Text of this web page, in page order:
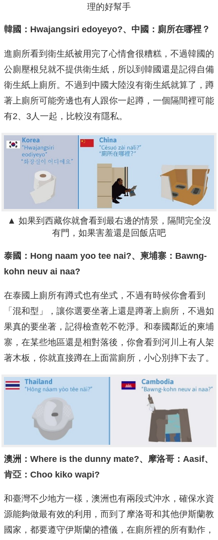
理的好幫手
韓國：Hwajangsiri edoyeyo?、中國：廁所在哪裡？
進廁所看到衛生紙被用完了心情會很糟糕，不過韓國的
公廁壓根兒就不提供衛生紙，所以到韓國還是記得自備
衛生紙上廁所。不過到中國大陸沒有衛生紙就算了，蹲
著上廁所可能旁邊也有人跟你一起蹲，一個隔間裡可能
有2、3人一起，比較沒有隱私。
▲ 如果到西藏你就會看到最右邊的情景，隔間完全沒
有門，如果害羞還是回飯店吧
泰國：Hong naam yoo tee nai?、柬埔寨：Bawng-
kohn neuv ai naa?
在泰國上廁所有蹲式也有坐式，不過有時候你會看到
「混和型」，讓你選要坐著上還是蹲著上廁所，不過如
果真的要坐著，記得檢查乾不乾淨。和泰國鄰近的柬埔
寨，在某些地區還是相對落後，你會看到河川上有人架
著木板，你就直接蹲在上面當廁所，小心別摔下去了。
澳洲：Where is the dunny mate?、摩洛哥：Aasif、
肯亞：Choo kiko wapi?
和臺灣不少地方一樣，澳洲也有兩段式沖水，確保水資
源能夠做最有效的利用，而到了摩洛哥和其他伊斯蘭教
國家，都要遵守伊斯蘭的禮儀，在廁所裡的所有動作，